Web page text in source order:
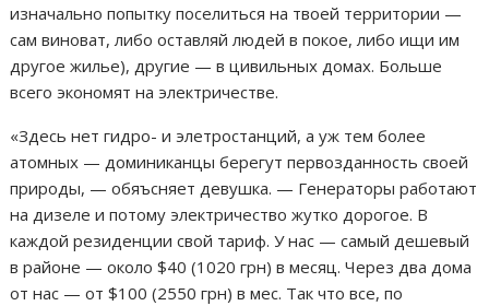
изначально попытку поселиться на твоей территории —
сам виноват, либо оставляй людей в покое, либо ищи им
другое жилье), другие — в цивильных домах. Больше
всего экономят на электричестве.
«Здесь нет гидро- и элетростанций, а уж тем более
атомных — доминиканцы берегут первозданность своей
природы, — обяъсняет девушка. — Генераторы работают
на дизеле и потому электричество жутко дорогое. В
каждой резиденции свой тариф. У нас — самый дешевый
в районе — около $40 (1020 грн) в месяц. Через два дома
от нас — от $100 (2550 грн) в мес. Так что все, по